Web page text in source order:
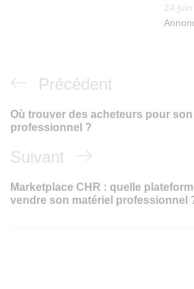
24
Précédent
Où trouver des acheteurs pour son
professionnel ?
Suivant
Marketplace CHR : quelle
vendre son matériel professionnel